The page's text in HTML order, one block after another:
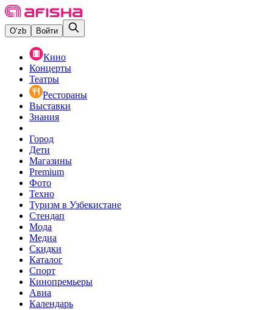
O‘zb Войти
Кино
Концерты
Театры
Рестораны
Выставки
Знания
Город
Дети
Магазины
Premium
Фото
Техно
Туризм в Узбекистане
Стендап
Мода
Медиа
Скидки
Каталог
Спорт
Кинопремьеры
Авиа
Календарь